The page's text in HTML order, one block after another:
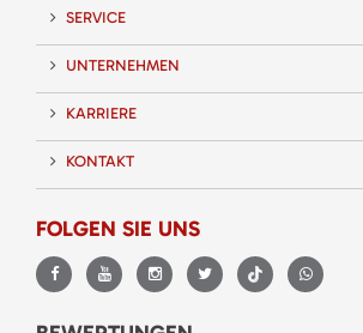
SERVICE
UNTERNEHMEN
KARRIERE
KONTAKT
FOLGEN SIE UNS